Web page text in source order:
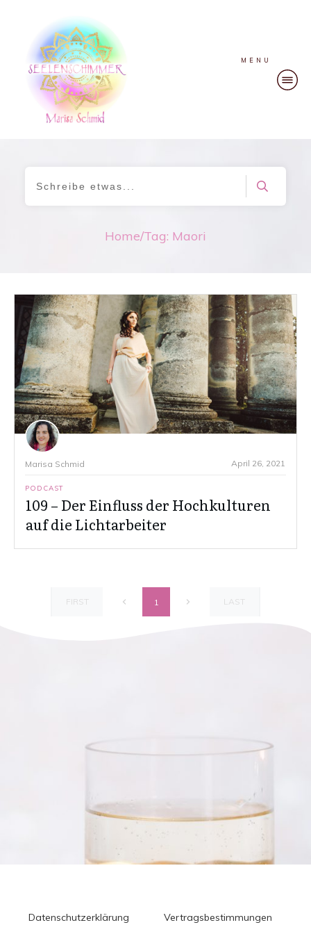
MENU
Home/Tag: Maori
Marisa Schmid April 26, 2021
PODCAST
109 – Der Einfluss der Hochkulturen
auf die Lichtarbeiter
FIRST 1 LAST
Datenschutzerklärung
Vertragsbestimmungen